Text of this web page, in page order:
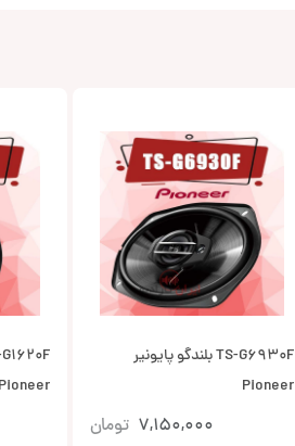
TS-G6930F بلندگو پایونیر
Pioneer
7,150,000 تومان
Pioneer